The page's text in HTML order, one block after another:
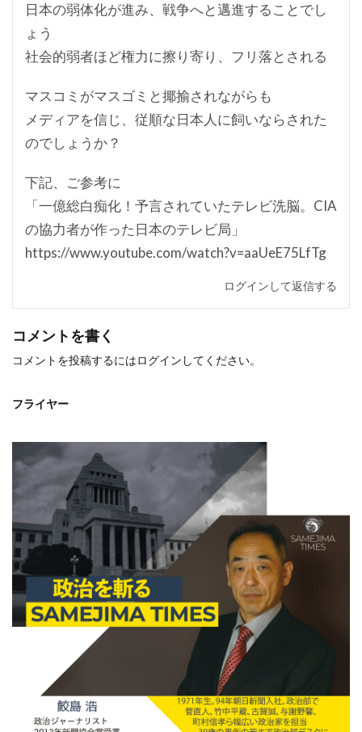
日本の弱体化が進み、戦争へと邁進することでし
ょう
社会的弱者ほど権力に擦り寄り、フリ落とされる
マスコミがマスゴミと揶揄されながらも
メディアを信じ、従順な日本人に飼いならされた
のでしょうか？
下記、ご参考に
「一億総白痴化！予言されていたテレビ洗脳。CIA
の協力者が作った日本のテレビ局」
https://www.youtube.com/watch?v=aaUeE75LfTg
ログインして返信する
コメントを書く
コメントを投稿するにはログイン してください。
フライヤー